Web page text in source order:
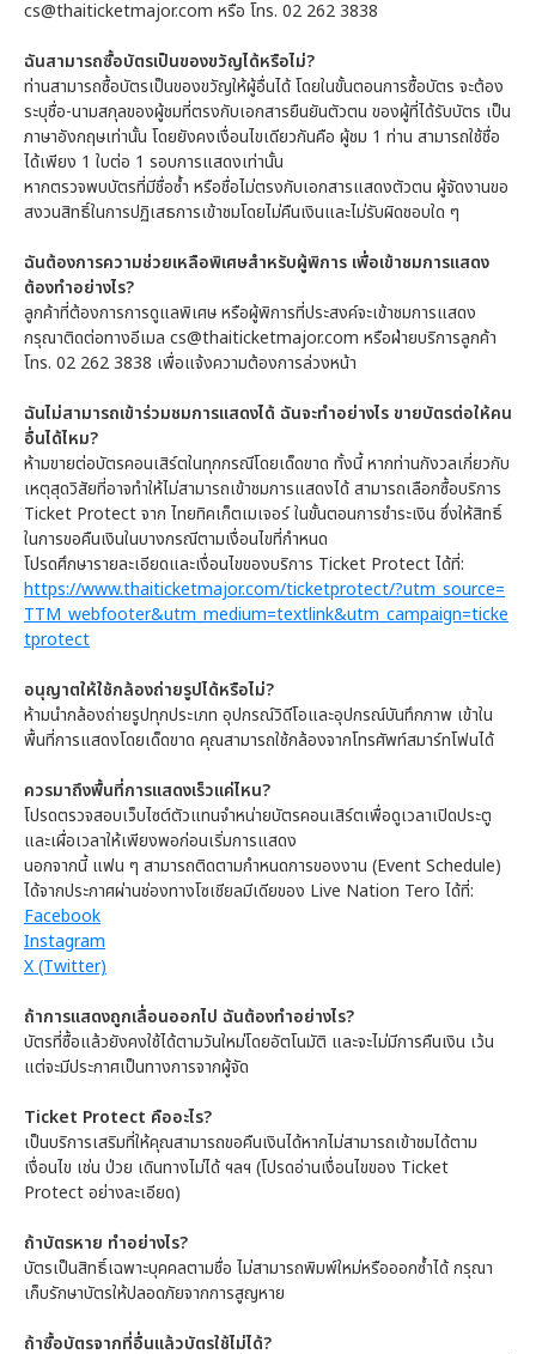
cs@thaiticketmajor.com หรือ โทร. 02 262 3838
ฉันสามารถซื้อบัตรเป็นของขวัญได้หรือไม่?
ท่านสามารถซื้อบัตรเป็นของขวัญให้ผู้อื่นได้ โดยในขั้นตอนการซื้อบัตร จะต้อง
ระบุชื่อ-นามสกุลของผู้ชมที่ตรงกับเอกสารยืนยันตัวตน ของผู้ที่ได้รับบัตร เป็น
ภาษาอังกฤษเท่านั้น โดยยังคงเงื่อนไขเดียวกันคือ ผู้ชม 1 ท่าน สามารถใช้ชื่อ
ได้เพียง 1 ใบต่อ 1 รอบการแสดงเท่านั้น
หากตรวจพบบัตรที่มีชื่อซ้ำ หรือชื่อไม่ตรงกับเอกสารแสดงตัวตน ผู้จัดงานขอ
สงวนสิทธิ์ในการปฏิเสธการเข้าชมโดยไม่คืนเงินและไม่รับผิดชอบใด ๆ
ฉันต้องการความช่วยเหลือพิเศษสำหรับผู้พิการ เพื่อเข้าชมการแสดง
ต้องทำอย่างไร?
ลูกค้าที่ต้องการการดูแลพิเศษ หรือผู้พิการที่ประสงค์จะเข้าชมการแสดง
กรุณาติดต่อทางอีเมล cs@thaiticketmajor.com หรือฝ่ายบริการลูกค้า
โทร. 02 262 3838 เพื่อแจ้งความต้องการล่วงหน้า
ฉันไม่สามารถเข้าร่วมชมการแสดงได้ ฉันจะทำอย่างไร ขายบัตรต่อให้คน
อื่นได้ไหม?
ห้ามขายต่อบัตรคอนเสิร์ตในทุกกรณีโดยเด็ดขาด ทั้งนี้ หากท่านกังวลเกี่ยวกับ
เหตุสุดวิสัยที่อาจทำให้ไม่สามารถเข้าชมการแสดงได้ สามารถเลือกซื้อบริการ
Ticket Protect จาก ไทยทิคเก็ตเมเจอร์ ในขั้นตอนการชำระเงิน ซึ่งให้สิทธิ์
ในการขอคืนเงินในบางกรณีตามเงื่อนไขที่กำหนด
โปรดศึกษารายละเอียดและเงื่อนไขของบริการ Ticket Protect ได้ที่:
https://www.thaiticketmajor.com/ticketprotect/?utm_source=
TTM_webfooter&utm_medium=textlink&utm_campaign=ticke
tprotect
อนุญาตให้ใช้กล้องถ่ายรูปได้หรือไม่?
ห้ามนำกล้องถ่ายรูปทุกประเภท อุปกรณ์วิดีโอและอุปกรณ์บันทึกภาพ เข้าใน
พื้นที่การแสดงโดยเด็ดขาด คุณสามารถใช้กล้องจากโทรศัพท์สมาร์ทโฟนได้
ควรมาถึงพื้นที่การแสดงเร็วแค่ไหน?
โปรดตรวจสอบเว็บไซต์ตัวแทนจำหน่ายบัตรคอนเสิร์ตเพื่อดูเวลาเปิดประตู
และเผื่อเวลาให้เพียงพอก่อนเริ่มการแสดง
นอกจากนี้ แฟน ๆ สามารถติดตามกำหนดการของงาน (Event Schedule)
ได้จากประกาศผ่านช่องทางโซเชียลมีเดียของ Live Nation Tero ได้ที่:
Facebook
Instagram
X (Twitter)
ถ้าการแสดงถูกเลื่อนออกไป ฉันต้องทำอย่างไร?
บัตรที่ซื้อแล้วยังคงใช้ได้ตามวันใหม่โดยอัตโนมัติ และจะไม่มีการคืนเงิน เว้น
แต่จะมีประกาศเป็นทางการจากผู้จัด
Ticket Protect คืออะไร?
เป็นบริการเสริมที่ให้คุณสามารถขอคืนเงินได้หากไม่สามารถเข้าชมได้ตาม
เงื่อนไข เช่น ป่วย เดินทางไม่ได้ ฯลฯ (โปรดอ่านเงื่อนไขของ Ticket
Protect อย่างละเอียด)
ถ้าบัตรหาย ทำอย่างไร?
บัตรเป็นสิทธิ์เฉพาะบุคคลตามชื่อ ไม่สามารถพิมพ์ใหม่หรือออกซ้ำได้ กรุณา
เก็บรักษาบัตรให้ปลอดภัยจากการสูญหาย
ถ้าซื้อบัตรจากที่อื่นแล้วบัตรใช้ไม่ได้?